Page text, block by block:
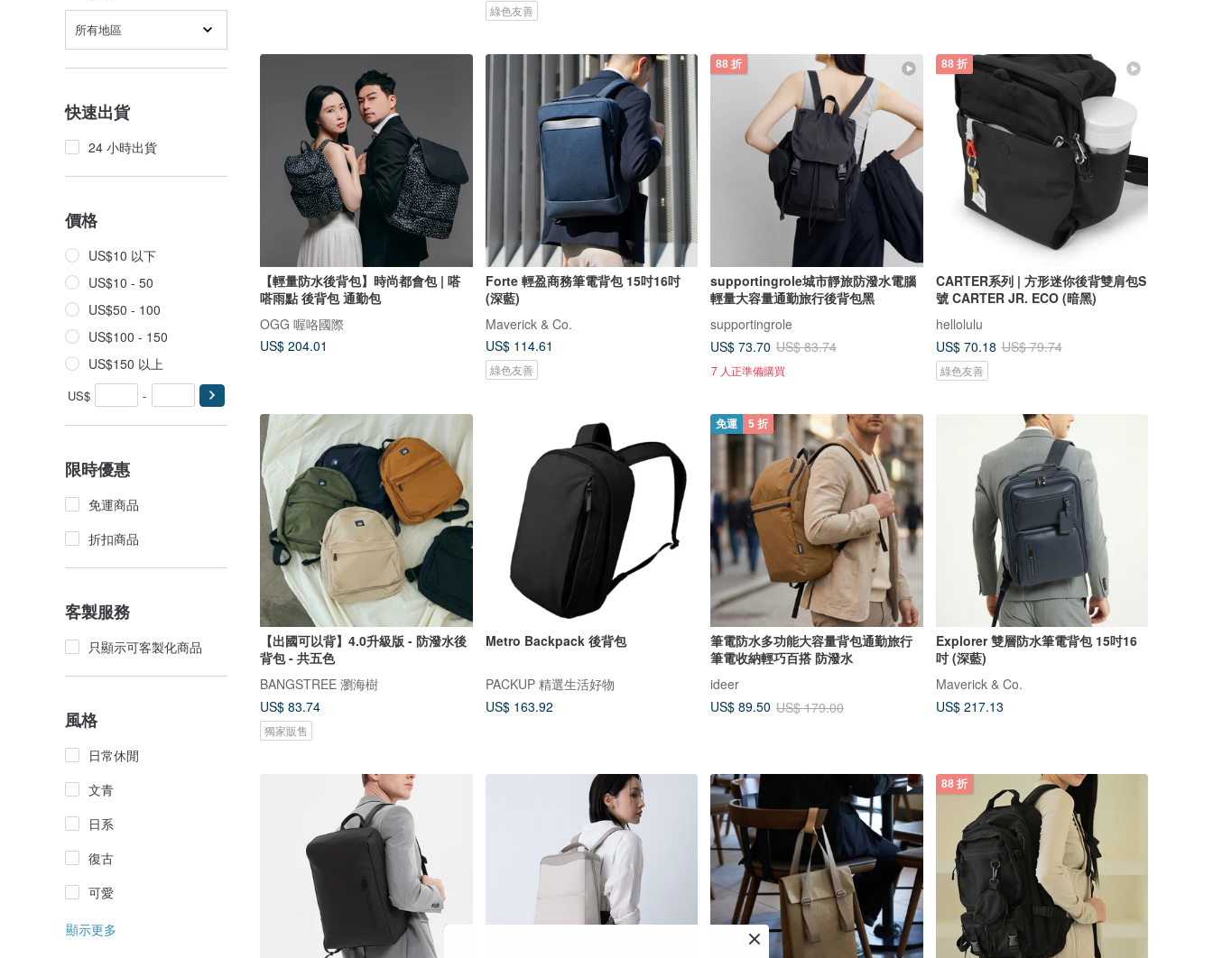
所有地區
快速出貨
24 小時出貨
價格
US$10 以下
US$10 - 50
US$50 - 100
US$100 - 150
US$150 以上
US$ -
限時優惠
免運商品
折扣商品
客製服務
只顯示可客製化商品
風格
日常休閒
文青
日系
復古
可愛
顯示更多
綠色友善
【輕量防水後背包】時尚都會包 | 嗒
嗒雨點 後背包 通勤包
OGG 喔咯國際
US$ 204.01
Forte 輕盈商務筆電背包 15吋16吋
(深藍)
Maverick & Co.
US$ 114.61
綠色友善
88 折
supportingrole城市靜旅防潑水電腦
輕量大容量通勤旅行後背包黑
supportingrole
US$ 73.70 US$ 83.74
7 人正準備購買
88 折
CARTER系列 | 方形迷你後背雙肩包S
號 CARTER JR. ECO (暗黑)
hellolulu
US$ 70.18 US$ 79.74
綠色友善
【出國可以背】4.0升級版 - 防潑水後
背包 - 共五色
BANGSTREE 瀏海樹
US$ 83.74
獨家販售
Metro Backpack 後背包
PACKUP 精選生活好物
US$ 163.92
免運 5 折
筆電防水多功能大容量背包通勤旅行
筆電收納輕巧百搭 防潑水
ideer
US$ 89.50 US$ 179.00
Explorer 雙層防水筆電背包 15吋16
吋 (深藍)
Maverick & Co.
US$ 217.13
88 折